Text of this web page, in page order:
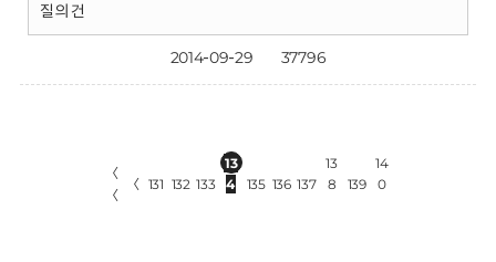
질의 건
2014-09-29 37796
〈
〈
〈 131 132 133
13
4
135 136 137
13
8
139
14
0